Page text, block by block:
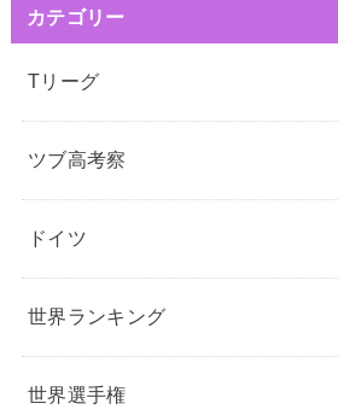
カテゴリー
Tリーグ
ツブ高考察
ドイツ
世界ランキング
世界選手権